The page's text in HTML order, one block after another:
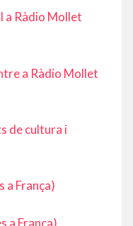
a Ràdio Mollet
a Ràdio Mollet
de cultura i
a França)
a França)